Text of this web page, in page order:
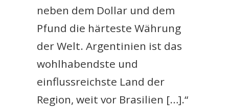
neben dem Dollar und dem
Pfund die härteste Währung
der Welt. Argentinien ist das
wohlhabendste und
einflussreichste Land der
Region, weit vor Brasilien […].“